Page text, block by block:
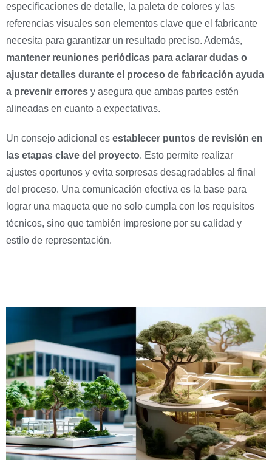
especificaciones de detalle, la paleta de colores y las
referencias visuales son elementos clave que el fabricante
necesita para garantizar un resultado preciso. Además,
mantener reuniones periódicas para aclarar dudas o
ajustar detalles durante el proceso de fabricación ayuda
a prevenir errores y asegura que ambas partes estén
alineadas en cuanto a expectativas.
Un consejo adicional es establecer puntos de revisión en
las etapas clave del proyecto. Esto permite realizar
ajustes oportunos y evita sorpresas desagradables al final
del proceso. Una comunicación efectiva es la base para
lograr una maqueta que no solo cumpla con los requisitos
técnicos, sino que también impresione por su calidad y
estilo de representación.